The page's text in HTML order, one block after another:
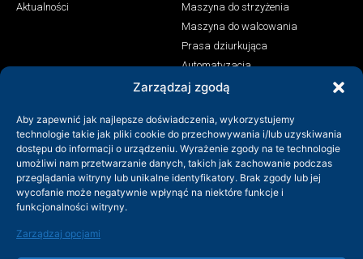
Zarządzaj zgodą
Aby zapewnić jak najlepsze doświadczenia, wykorzystujemy
technologie takie jak pliki cookie do przechowywania i/lub uzyskiwania
dostępu do informacji o urządzeniu. Wyrażenie zgody na te technologie
umożliwi nam przetwarzanie danych, takich jak zachowanie podczas
przeglądania witryny lub unikalne identyfikatory. Brak zgody lub jej
wycofanie może negatywnie wpłynąć na niektóre funkcje i
funkcjonalności witryny.
Zarządzaj opcjami
Aktualności
Maszyna do strzyżenia
Maszyna do walcowania
Prasa dziurkująca
Automatyzacja
Maszyna do spawania laserowego
Kontakt
+86-158-9507-5134
info@shenchong.com
Tianshun Road, Yangshan Industrial Park, Wuxi, Jiangsu,
Chiny 214156